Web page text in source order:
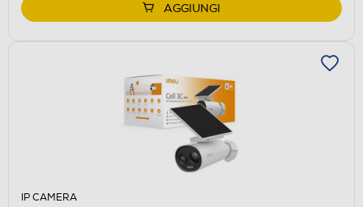
AGGIUNGI
IP CAMERA